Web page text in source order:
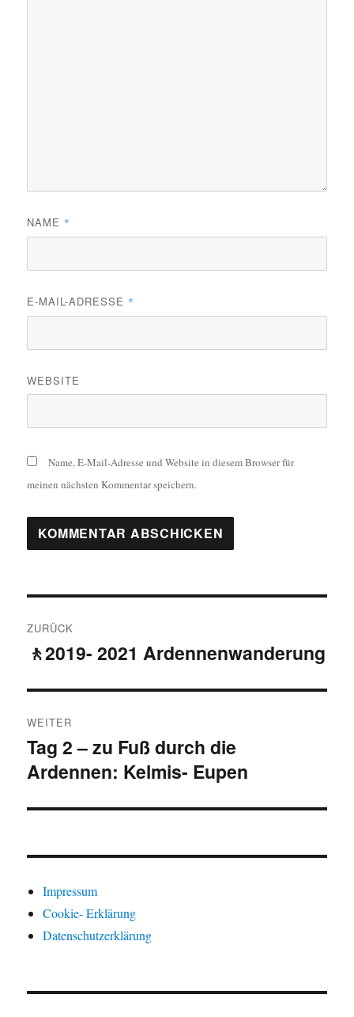
NAME *
E-MAIL-ADRESSE *
WEBSITE
Name, E-Mail-Adresse und Website in diesem Browser für
meinen nächsten Kommentar speichern.
ZURÜCK
Vorheriger
🚶2019- 2021 Ardennenwanderung
WEITER
Nächster
Beitrag:
Tag 2 – zu Fuß durch die
Ardennen: Kelmis- Eupen
Impressum
Cookie- Erklärung
Datenschutzerklärung